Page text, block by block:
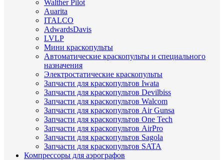
Walther Pilot
Auarita
ITALCO
AdwardsDavis
LVLP
Мини краскопульты
Автоматические краскопульты и специального
назначения
Электростатические краскопульты
Запчасти для краскопультов Iwata
Запчасти для краскопультов Devilbiss
Запчасти для краскопультов Walcom
Запчасти для краскопультов Air Gunsa
Запчасти для краскопультов One Tech
Запчасти для краскопультов AirPro
Запчасти для краскопультов Sagola
Запчасти для краскопультов SATA
Компрессоры для аэрографов